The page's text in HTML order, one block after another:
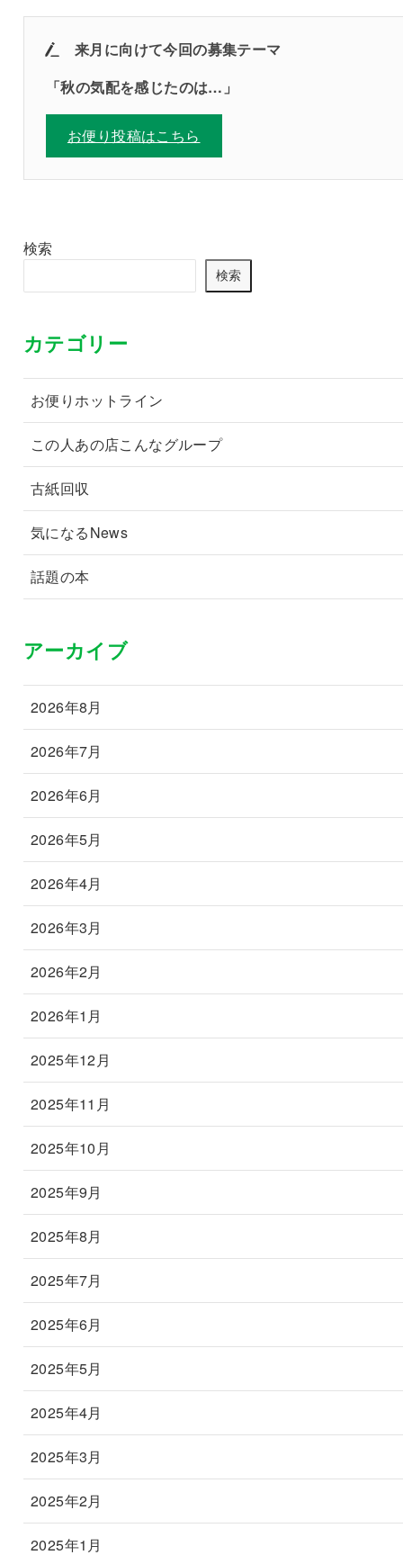
来月に向けて今回の募集テーマ
「秋の気配を感じたのは… 」
お便り投稿はこちら
検索
検索
カテゴリー
お便りホットライン
この人あの店こんなグループ
古紙回収
気になるNews
話題の本
アーカイブ
2026年8月
2026年7月
2026年6月
2026年5月
2026年4月
2026年3月
2026年2月
2026年1月
2025年12月
2025年11月
2025年10月
2025年9月
2025年8月
2025年7月
2025年6月
2025年5月
2025年4月
2025年3月
2025年2月
2025年1月